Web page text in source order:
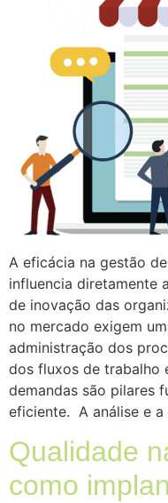
A eficácia na gestão
influencia diretamente
de inovação das
no mercado exigem
administração dos
dos fluxos de trabalho
demandas são pilares
eficiente. A análise e
Qualidade
como